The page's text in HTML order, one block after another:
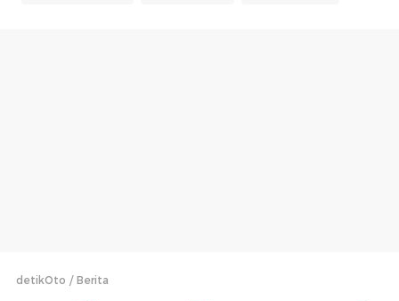
detikOto Berita